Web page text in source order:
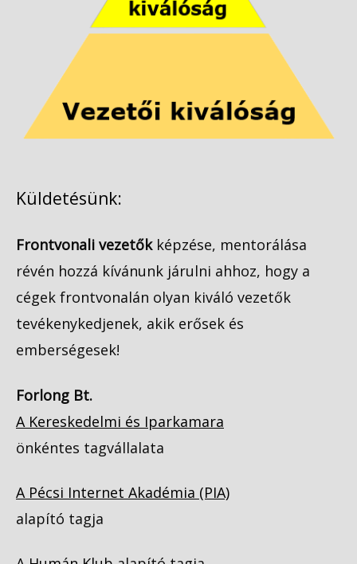
Küldetésünk:
Frontvonali vezetőkképzése, mentorálása
révén hozzá kívánunk járulni ahhoz, hogy a
cégek frontvonalán olyan kiváló vezetők
tevékenykedjenek, akik erősek és
emberségesek!
Forlong Bt.
A Kereskedelmi és Iparkamara
önkéntes tagvállalata
A Pécsi Internet Akadémia (PIA)
alapító tagja